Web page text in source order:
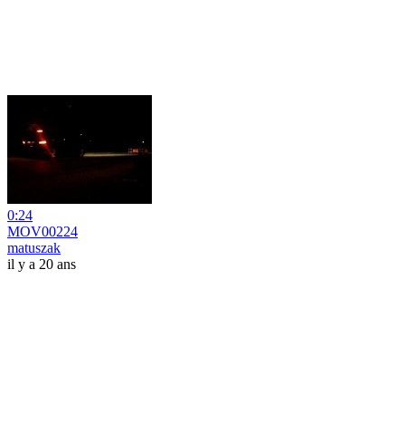
0:24
MOV00224
matuszak
il y a 20 ans